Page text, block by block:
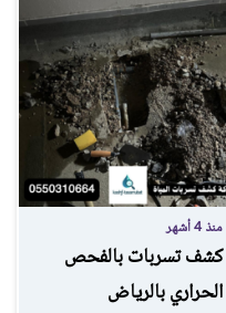
منذ 4 أشهر
كشف تسربات بالفحص
الحراري بالرياض